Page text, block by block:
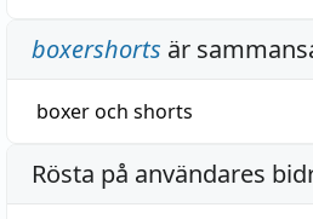
boxershorts är
boxeroch shorts
Rösta på användares